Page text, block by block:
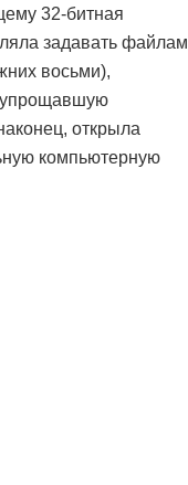
32-битная
задавать файлам
восьми),
упрощавшую
открыла
компьютерную